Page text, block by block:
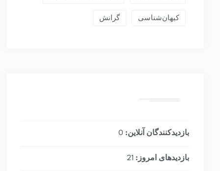
کیهان‌شناسی گرانش
بازدیدکنندگان آنلاین: 0
بازدیدهای امروز: 21